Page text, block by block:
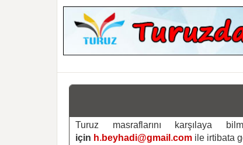
Turuz masraflarını karşılaya
için h.beyhadi@gmail.com ile irtibata